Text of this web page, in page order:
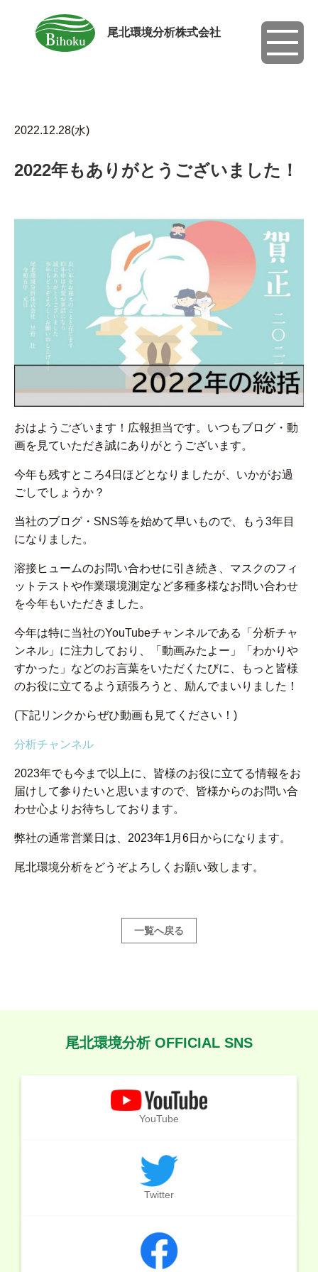
尾北環境分析株式会社
toggle
2022.12.28(水)
2022年もありがとうございました！
おはようございます！広報担当です。いつもブログ・動
画を見ていただき誠にありがとうございます。
今年も残すところ4日ほどとなりましたが、いかがお過
ごしでしょうか？
当社のブログ・SNS等を始めて早いもので、もう3年目
になりました。
溶接ヒュームのお問い合わせに引き続き、マスクのフィ
ットテストや作業環境測定など多種多様なお問い合わせ
を今年もいただきました。
今年は特に当社のYouTubeチャンネルである「分析チャ
ンネル」に注力しており、「動画みたよー」「わかりや
すかった」などのお言葉をいただくたびに、もっと皆様
のお役に立てるよう頑張ろうと、励んでまいりました！
(下記リンクからぜひ動画も見てください！)
分析チャンネル
2023年でも今まで以上に、皆様のお役に立てる情報をお
届けして参りたいと思いますので、皆様からのお問い合
わせ心よりお待ちしております。
弊社の通常営業日は、2023年1月6日からになります。
尾北環境分析をどうぞよろしくお願い致します。
一覧へ戻る
尾北環境分析 OFFICIAL SNS
YouTube
Twitter